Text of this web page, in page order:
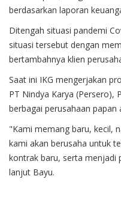
berdasarkan laporan
Ditengah situasi pandemi
situasi tersebut dengan
bertambahnya klien
Saat ini IKG mengerjakan
PT Nindya Karya (Persero),
berbagai perusahaan papan
"Kami memang baru, kecil,
kami akan berusaha untuk
kontrak baru, serta menjadi
lanjut Bayu.